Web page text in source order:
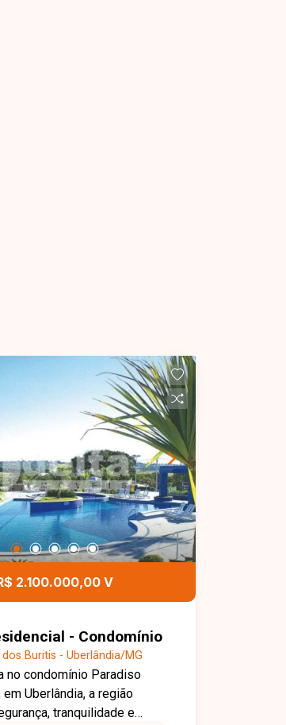
2.100.000,00 V
- Condomínio
dos Buritis - Uberlândia/MG
no condomínio Paradiso
em Uberlândia, a região
tranquilidade e